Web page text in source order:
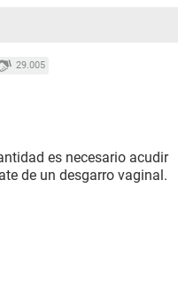
29.005
es necesario acudir
de un desgarro vaginal.